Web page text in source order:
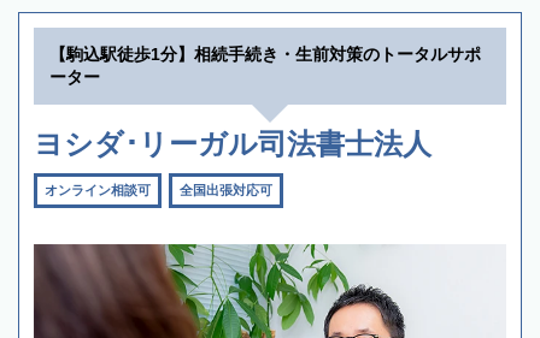
【駒込駅徒歩1分】相続手続き・生前対策のトータルサポ
ーター
ヨシダ･リーガル司法書士法人
オンライン相談可 全国出張対応可